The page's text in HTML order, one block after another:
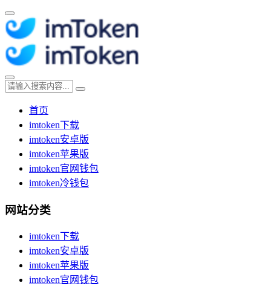
首页
imtoken下载
imtoken安卓版
imtoken苹果版
imtoken官网钱包
imtoken冷钱包
网站分类
imtoken下载
imtoken安卓版
imtoken苹果版
imtoken官网钱包